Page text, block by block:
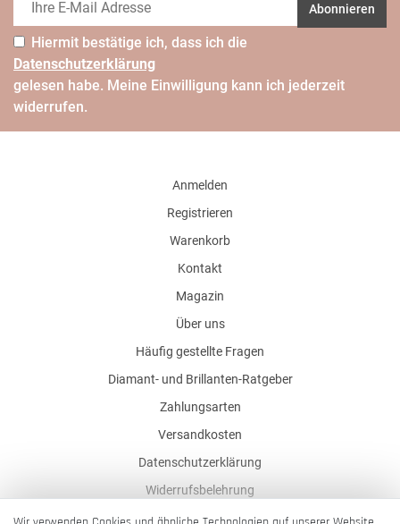
Abonnieren
Hiermit bestätige ich, dass ich die
Daten­schutz­erklärung
gelesen habe. Meine Einwilligung kann ich jederzeit
widerrufen.
Anmelden
Registrieren
Warenkorb
Kontakt
Magazin
Über uns
Häufig gestellte Fragen
Diamant- und Brillanten-Ratgeber
Zahlungsarten
Versandkosten
Datenschutzerklärung
Widerrufsbelehrung
AGB